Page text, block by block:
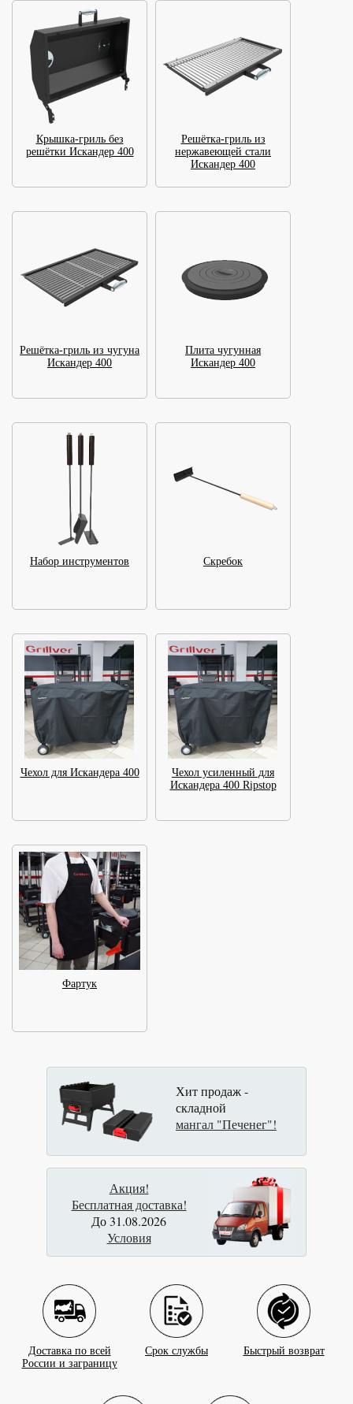
Крышка-гриль без
решётки Искандер 400
Решётка-гриль из
нержавеющей стали
Искандер 400
Решётка-гриль из чугуна
Искандер 400
Плита чугунная
Искандер 400
Набор инструментов Скребок
Чехол для Искандера 400
Чехол усиленный для
Искандера 400 Ripstop
Фартук
Хит продаж -
складной
мангал "Печенег"!
Акция!
Бесплатная доставка!
До 31.08.2026
Условия
Доставка по всей
России и заграницу
Срок службы Быстрый возврат